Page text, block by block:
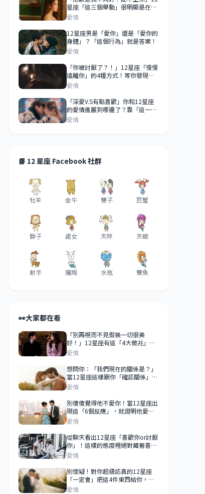
星座「這三個舉動」很明顯是在拒
絕你？
愛情
12星座男是「愛你」還是「愛你的
身體」？「這個行為」就是答案！
愛情
「你被討厭了？！」12星座「慢慢
遠離你」的4種方式！等你發現
時，他早就已經離開你！
愛情
「深愛V.S有點喜歡」你和12星座
的愛情進展到哪邊了？靠「這一
點」來判斷！
愛情
📘 12 星座 Facebook 社群
牡羊 金牛 雙子 巨蟹
獅子 處女 天秤 天蠍
射手 魔羯 水瓶 雙魚
👀大家都在看
「別再視而不見假裝一切很美
好！」12星座有這「4大徵兆」，
代表他已經想離開你，你們的愛已
經逝去了！
愛情
想問你：「我們現在的關係是？」
當12星座這樣跟你「確認關係」，
你們才是戀人關係！
愛情
別傻傻覺得他不愛你！當12星座出
現這「6個反應」，就證明他愛你
愛到深處！
愛情
從聊天看出12星座「喜歡你or討厭
你」！這樣的態度裡絕對藏著喜
歡！
愛情
別懷疑！對你超級認真的12星座
「一定會」把這4件東西給你，早
已走心的舉動！
愛情